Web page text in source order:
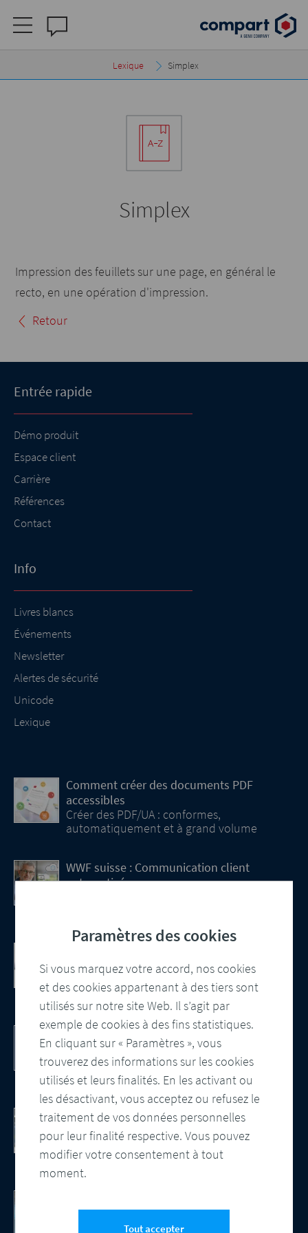
Paramètres des cookies
Si vous marquez votre accord, nos cookies
et des cookies appartenant à des tiers sont
utilisés sur notre site Web. Il s’agit par
exemple de cookies à des fins statistiques.
En cliquant sur « Paramètres », vous
trouverez des informations sur les cookies
utilisés et leurs finalités. En les activant ou
les désactivant, vous acceptez ou refusez le
traitement de vos données personnelles
pour leur finalité respective. Vous pouvez
modifier votre consentement à tout
moment.
Tout accepter
Lexique Simplex
Simplex
Impression des feuillets sur une page, en général le
recto, en une opération d'impression.
Retour
Entrée rapide
Démo produit
Espace client
Carrière
Références
Contact
Info
Livres blancs
Événements
Newsletter
Alertes de sécurité
Unicode
Lexique
Comment créer des documents PDF
accessibles
Créer des PDF/UA : conformes,
automatiquement et à grand volume
WWF suisse : Communication client
automatisée
cloud Salesforce
Intégration, gestion centralisée des
modèles et contrôle automatisé des
sorties
DocBridge® Communication Suite
Customer Communication Management
Solution native du cloud
Contrôle documentaire. Obtenez le livre
blanc.
Regardez la vidéo - Les avantages d'une
assurance qualité automatisée
L'IA, un tournant pour le CCM